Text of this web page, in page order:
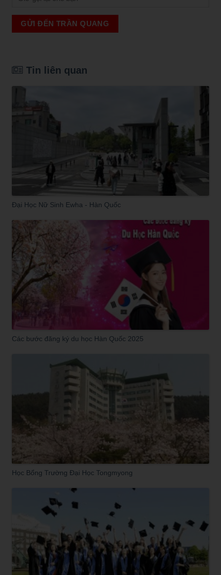
GỬI ĐẾN TRẦN QUANG
Tin liên quan
Đại Học Nữ Sinh Ewha - Hàn Quốc
Các bước đăng ký du học Hàn Quốc 2025
Học Bổng Trường Đại Học Tongmyong